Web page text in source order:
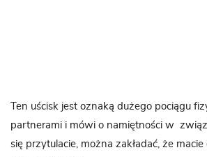
Ten uścisk jest oznaką dużego pociągu
partnerami i mówi o namiętności w
się przytulacie, można zakładać, że